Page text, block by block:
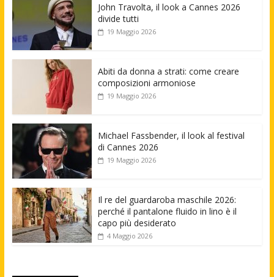
John Travolta, il look a Cannes 2026
divide tutti
19 Maggio 2026
Abiti da donna a strati: come creare
composizioni armoniose
19 Maggio 2026
Michael Fassbender, il look al festival
di Cannes 2026
19 Maggio 2026
Il re del guardaroba maschile 2026:
perché il pantalone fluido in lino è il
capo più desiderato
4 Maggio 2026